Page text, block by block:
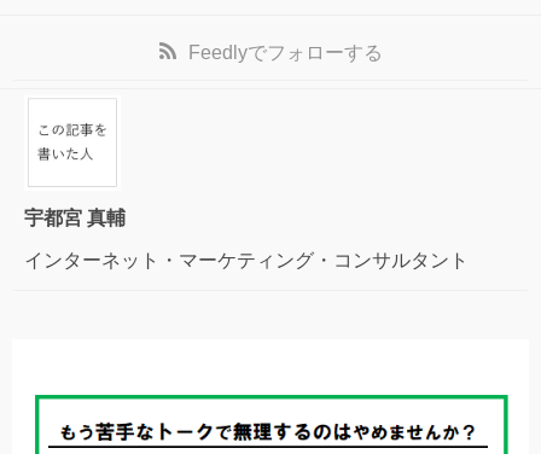
Feedlyでフォローする
宇都宮 真輔
インターネット・マーケティング・コンサルタント